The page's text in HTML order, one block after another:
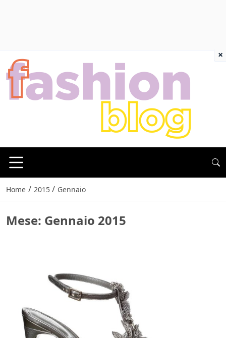
Home / 2015 / Gennaio
Mese: Gennaio 2015
×